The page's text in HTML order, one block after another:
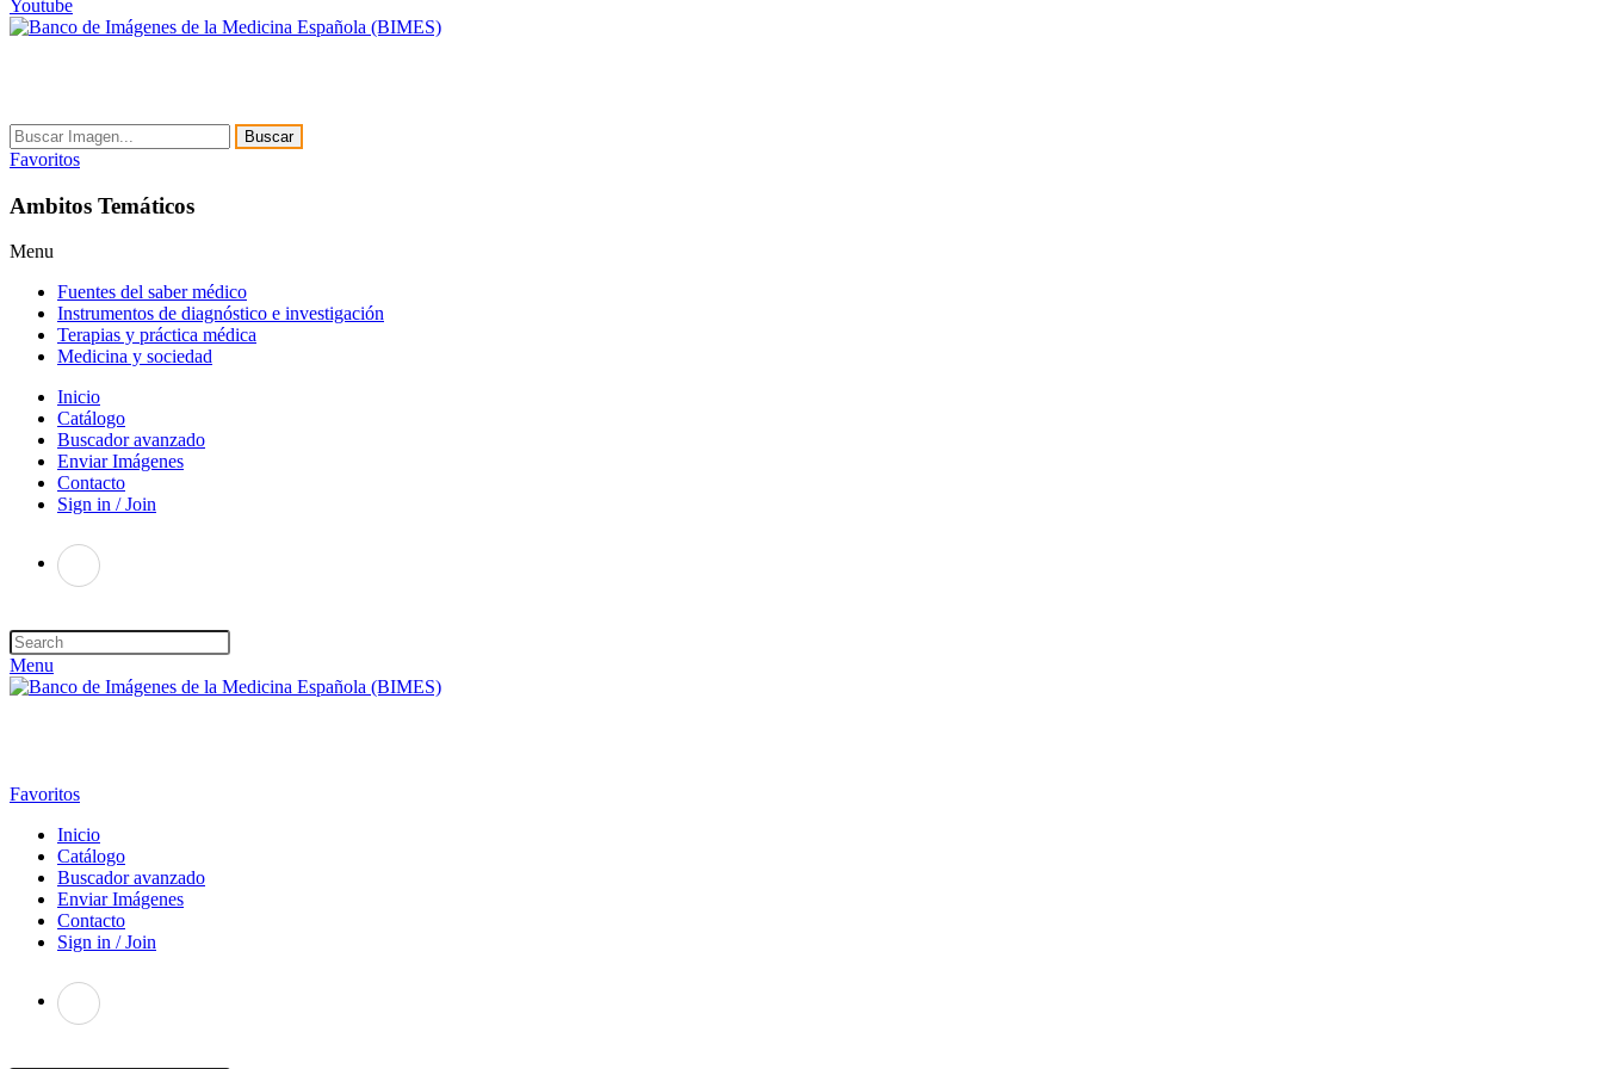
Youtube
Buscar
Favoritos
Ambitos Temáticos
Menu
Fuentes del saber médico
Instrumentos de diagnóstico e investigación
Terapias y práctica médica
Medicina y sociedad
Inicio
Catálogo
Buscador avanzado
Enviar Imágenes
Contacto
Sign in / Join
Menu
Favoritos
Inicio
Catálogo
Buscador avanzado
Enviar Imágenes
Contacto
Sign in / Join